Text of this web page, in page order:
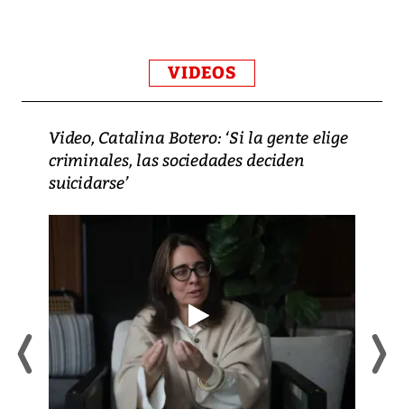
VIDEOS
Video, Catalina Botero: ‘Si la gente elige
criminales, las sociedades deciden
suicidarse’